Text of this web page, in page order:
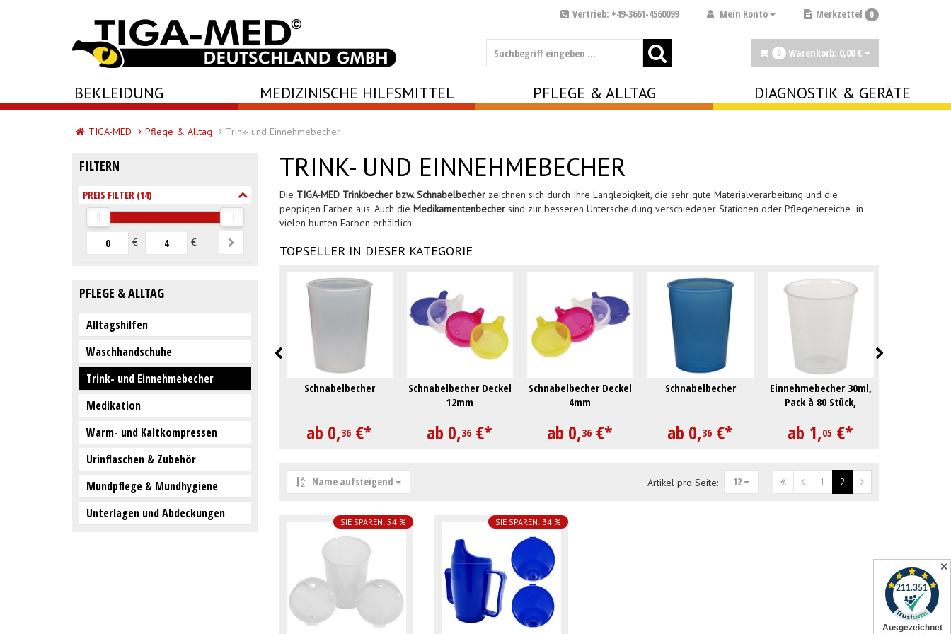
✕
Merkzettel 0
Mein Konto
Vertrieb: +49-3661-4560099
0 Warenkorb: 0,00 €
BEKLEIDUNG MEDIZINISCHE HILFSMITTEL PFLEGE & ALLTAG DIAGNOSTIK & GERÄTE
TIGA-MED Pflege & Alltag Trink- und Einnehmebecher
FILTERN
PREIS FILTER (14)
€ €
PFLEGE & ALLTAG
Alltagshilfen
Waschhandschuhe
Trink- und Einnehmebecher
Medikation
Warm- und Kaltkompressen
Urinflaschen & Zubehör
Mundpflege & Mundhygiene
Unterlagen und Abdeckungen
TRINK- UND EINNEHMEBECHER
Die TIGA-MED Trinkbecher bzw. Schnabelbecherzeichnen sich durch Ihre Langlebigkeit, die sehr gute Materialverarbeitung und die
peppigen Farben aus. Auch die Medikamentenbecher sind zur besseren Unterscheidung verschiedener Stationen oder Pflegebereiche in
vielen bunten Farben erhältlich.
TOPSELLER IN DIESER KATEGORIE
Schnabelbecher
ab 0,36 €*
Schnabelbecher Deckel
12mm
ab 0,36 €*
Schnabelbecher Deckel
4mm
ab 0,36 €*
Schnabelbecher
ab 0,36 €*
Einnehmebecher 30ml,
Pack à 80 Stück,
ab 1,05 €*
Name aufsteigend 1 2
Artikel pro Seite: 12
SIE SPAREN: 54 % SIE SPAREN: 34 %